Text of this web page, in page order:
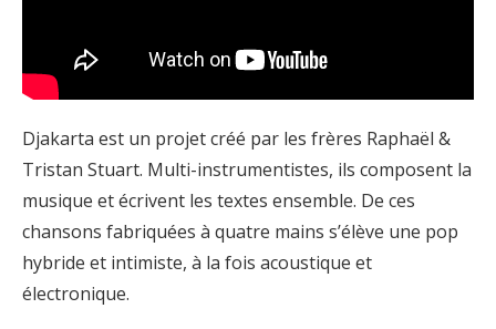
Djakarta est un projet créé par les frères Raphaël &
Tristan Stuart. Multi-instrumentistes, ils composent la
musique et écrivent les textes ensemble. De ces
chansons fabriquées à quatre mains s’élève une pop
hybride et intimiste, à la fois acoustique et
électronique.